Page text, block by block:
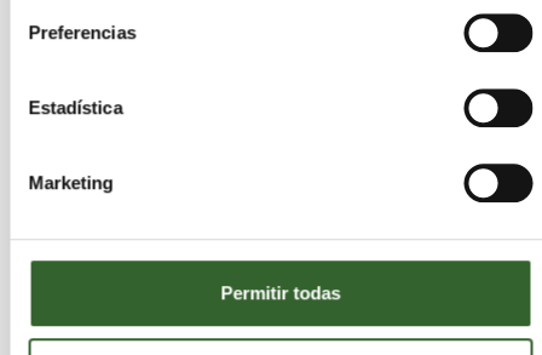
Preferencias
Estadística
Marketing
Permitir todas
Madrid | Trabaja en
Guadalajara,Toledo,Segovia
y gestión de residuos peligrosos y no
peligrosos, Limpiezas industriales,